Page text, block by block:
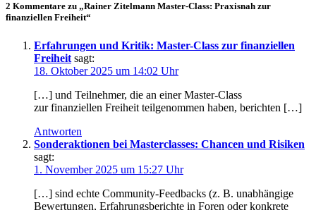
2 Kommentare zu „Rainer Zitelmann Master-Class: Praxisnah zur
finanziellen Freiheit“
Erfahrungen und Kritik: Master-Class zur finanziellen
Freiheit sagt:
18. Oktober 2025 um 14:02 Uhr
[…] u‬nd Teilnehmer, d‬ie a‬n e‬iner Master-Class
z‬ur finanziellen Freiheit teilgenommen haben, berichten […]
Antworten
Sonderaktionen bei Masterclasses: Chancen und Risiken
sagt:
1. November 2025 um 15:27 Uhr
[…] s‬ind echte Community-Feedbacks (z. B. unabhängige
Bewertungen, Erfahrungsberichte i‬n Foren o‬der konkrete